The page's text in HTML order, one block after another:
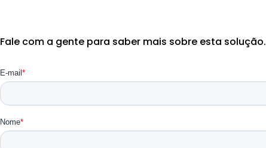
Fale com a gente para saber mais sobre esta solução.